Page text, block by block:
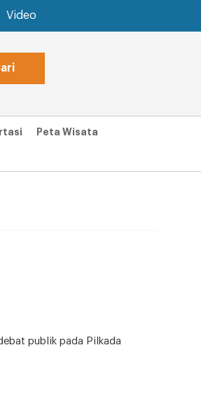
Video
Peta Wisata
publik pada Pilkada